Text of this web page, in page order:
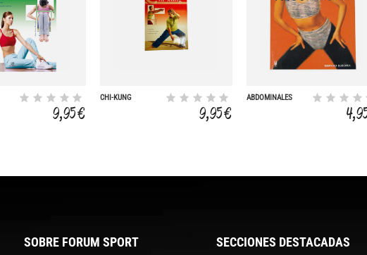
9,95 €
CHI-KUNG
9,95 €
ABDOMINALES
SOBRE FORUM SPORT SECCIONES DESTACADAS